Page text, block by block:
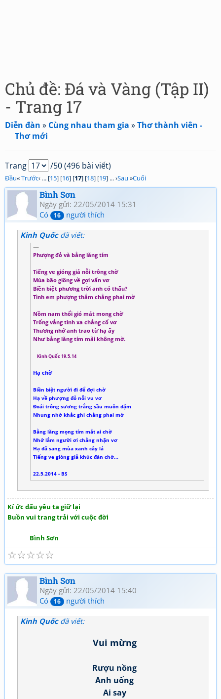
Chủ đề: Đá và Vàng (Tập II)
- Trang 17
Diễn đàn » Cùng nhau tham gia »Thơ thành viên -
Thơ mới
Trang /50 (496 bài viết)
Đầu«Trước‹ ... [15] [16] [17] [18] [19] ... ›Sau »Cuối
Bình Sơn
Ngày gửi: 22/05/2014 15:31
Có
16 người thích
Kinh Quốcđã viết:
Phượng đỏ và bằng lăng tím
Tiếng ve gióng giả nỗi trông chờ
Mùa bão giông về gợi vẩn vơ
Biền biệt phương trời anh có thấu?
Tình em phượng thắm chẳng phai mờ
Nồm nam thổi gió mát mong chờ
Trống vắng tình xa chẳng cố vơ
Thương nhớ anh trao từ hạ ấy
Như bằng lăng tím mãi không mờ.
Kinh Quốc 19.5.14
Hạ chờ
Biền biệt người đi để đợi chờ
Hạ về phượng đỏ nỗi vu vơ
Đoái trông sương trắng sầu muôn dặm
Nhung nhớ khắc ghi chẳng phai mờ
Bằng lăng mọng tím mắt ai chờ
Nhớ lắm người ơi chẳng nhận vơ
Hạ đã sang mùa xanh cây lá
Tiếng ve gióng giả khúc đàn chờ...
22.5.2014 - BS
Kí ức dấu yêu ta giữ lại
Buồn vui trang trải với cuộc đời
Bình Sơn
☆
☆
☆
☆
☆
Bình Sơn
Ngày gửi: 22/05/2014 15:40
Có
16 người thích
Kinh Quốcđã viết:
Vui mừng
Rượu nồng
Anh uống
Ai say